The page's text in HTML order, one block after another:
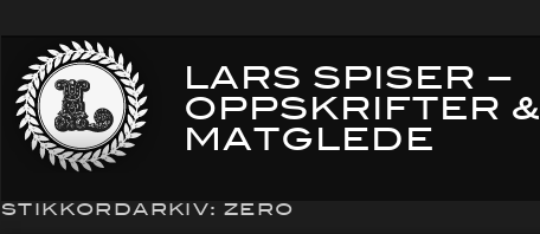
LARS SPISER –
OPPSKRIFTER &
MATGLEDE
STIKKORDARKIV: ZERO